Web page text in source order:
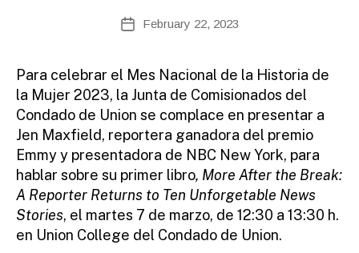
author
ini
ra
to
r
PostFebruary 22, 2023
Para celebrar el Mes Nacional de la Historia de
la Mujer 2023, la Junta de Comisionados del
Condado de Union se complace en presentar a
Jen Maxfield, reportera ganadora del premio
Emmy y presentadora de NBC New York, para
hablar sobre su primer libro, More After the Break:
A Reporter Returns to Ten Unforgetable News
Stories, el martes 7 de marzo, de 12:30 a 13:30 h.
en Union College del Condado de Union.